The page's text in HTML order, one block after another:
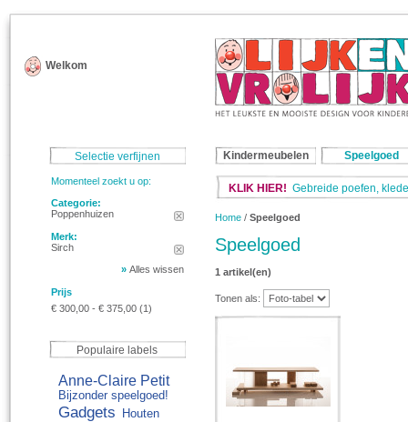
Welkom
Kindermeubelen Speelgoed
KLIK HIER! Gebreide poefen,
Home / Speelgoed
Speelgoed
1 artikel(en)
Tonen als:
Selectie verfijnen
Momenteel zoekt u op:
Categorie:
Poppenhuizen
Merk:
Sirch
» Alles wissen
Prijs
€ 300,00 - € 375,00 (1)
Populaire labels
Anne-Claire Petit
Bijzonder speelgoed!
Gadgets
Houten